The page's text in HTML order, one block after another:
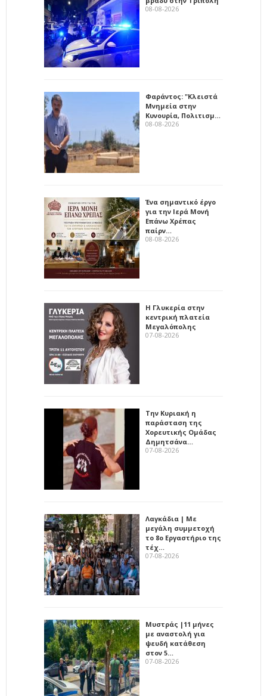
08-08-2026
Φαράντος: "Κλειστά
Μνημεία στην
Κυνουρία, Πολιτισμ…
08-08-2026
Ένα σημαντικό έργο
για την Ιερά Μονή
Επάνω Χρέπας
παίρν…
08-08-2026
Η Γλυκερία στην
κεντρική πλατεία
Μεγαλόπολης
07-08-2026
Την Κυριακή η
παράσταση της
Χορευτικής Ομάδας
Δημητσάνα…
07-08-2026
Λαγκάδια | Με
μεγάλη συμμετοχή
το 8ο Εργαστήριο της
τέχ…
07-08-2026
Μυστράς |11 μήνες
με αναστολή για
ψευδή κατάθεση
στον 5…
07-08-2026